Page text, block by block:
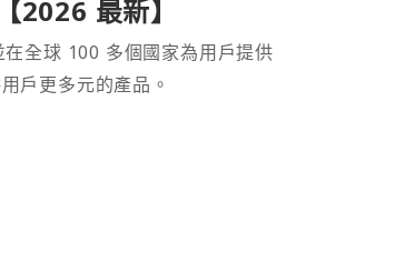
最新】
全球 100 多個國家為用戶提供
戶更多元的產品。